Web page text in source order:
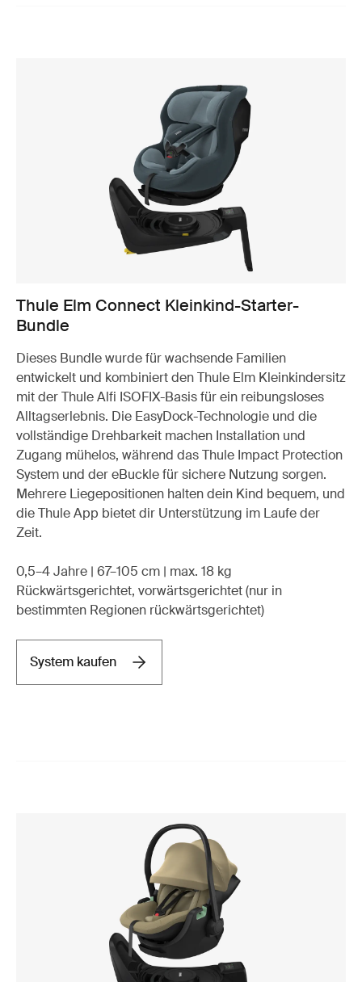
Thule Elm Connect Kleinkind-Starter-
Bundle
Dieses Bundle wurde für wachsende Familien
entwickelt und kombiniert den Thule Elm Kleinkindersitz
mit der Thule Alfi ISOFIX-Basis für ein reibungsloses
Alltagserlebnis. Die EasyDock-Technologie und die
vollständige Drehbarkeit machen Installation und
Zugang mühelos, während das Thule Impact Protection
System und der eBuckle für sichere Nutzung sorgen.
Mehrere Liegepositionen halten dein Kind bequem, und
die Thule App bietet dir Unterstützung im Laufe der
Zeit.
0,5–4 Jahre | 67–105 cm | max. 18 kg
Rückwärtsgerichtet, vorwärtsgerichtet (nur in
bestimmten Regionen rückwärtsgerichtet)
System kaufen